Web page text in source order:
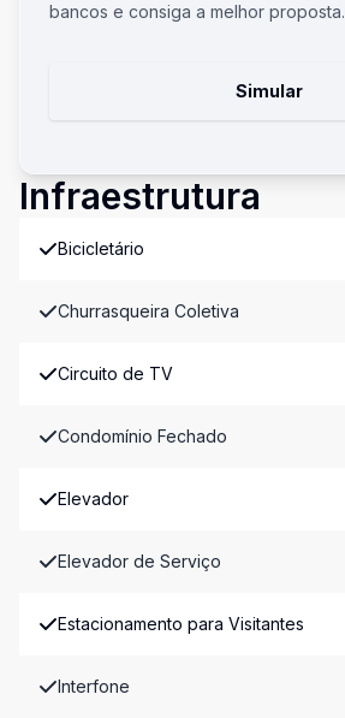
bancos e consiga a melhor proposta.
Simular
Infraestrutura
Bicicletário
Churrasqueira Coletiva
Circuito de TV
Condomínio Fechado
Elevador
Elevador de Serviço
Estacionamento para Visitantes
Interfone